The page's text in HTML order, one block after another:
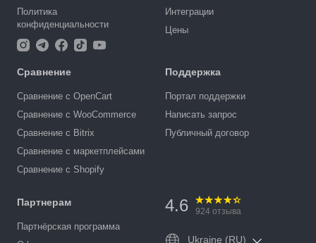
Политика
конфиденциальности
Интеграции
Цены
Сравнение
Сравнение с OpenCart
Сравнение с WooCommerce
Сравнение с Bitrix
Сравнение с маркетплейсами
Сравнение с Shopify
Поддержка
Портал поддержки
Написать запрос
Публичный договор
Партнерам
Партнёрская программа
4.6 924 отзыва
Ukraine (RU)